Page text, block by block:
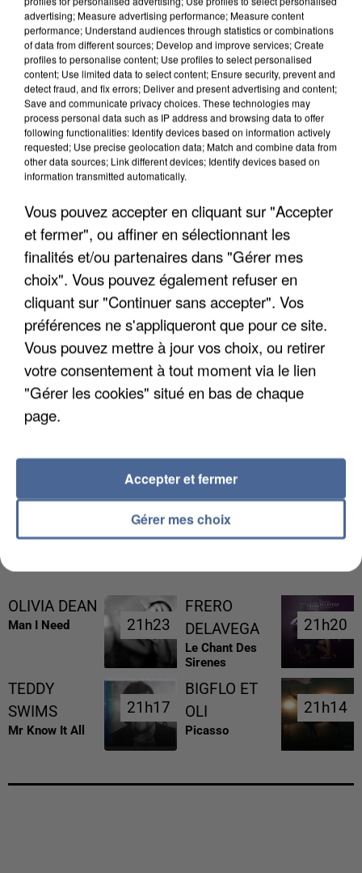
APRÈS TOUTES CES CANICULES, LES REFUGES
DE FAUNE SAUVAGE SONT...
L’UN DES FONDATEURS SUPPOSÉS DE LA DZ
MAFIA INTERPELLÉ EN ALGÉRIE
OLIVIA DEAN
Man I Need 21h23
21h23
FRERO
DELAVEGA
Le Chant Des
Sirenes
21h20
21h20
TEDDY
SWIMS
Mr Know It All
21h17
21h17
BIGFLO ET
OLI
Picasso
21h14
21h14
advertising; Measure advertising performance; Measure content
performance; Understand audiences through statistics or combinations
of data from different sources; Develop and improve services; Create
profiles to personalise content; Use profiles to select personalised
content; Use limited data to select content; Ensure security, prevent and
detect fraud, and fix errors; Deliver and present advertising and content;
Save and communicate privacy choices. These technologies may
process personal data such as IP address and browsing data to offer
following functionalities: Identify devices based on information actively
requested; Use precise geolocation data; Match and combine data from
other data sources; Link different devices; Identify devices based on
information transmitted automatically.
Vous pouvez accepter en cliquant sur "Accepter
et fermer", ou affiner en sélectionnant les
finalités et/ou partenaires dans "Gérer mes
choix". Vous pouvez également refuser en
cliquant sur "Continuer sans accepter". Vos
préférences ne s'appliqueront que pour ce site.
Vous pouvez mettre à jour vos choix, ou retirer
votre consentement à tout moment via le lien
"Gérer les cookies" situé en bas de chaque
page.
Gérer mes choix
Accepter et fermer